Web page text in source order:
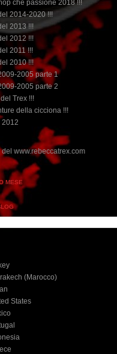
che passione 2018 !!!
2014-2020 !!!
2013 !!!
2012 !!!
2011 !!!
2010 !!!
2005 parte 1
2005 parte 2
Trex !!!
della cicciona !!!
2012
MESE
(Marocco)
States